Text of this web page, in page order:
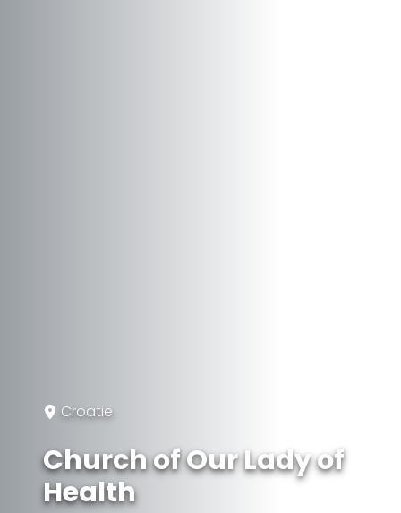
Croatie
Church of Our Lady of
Health